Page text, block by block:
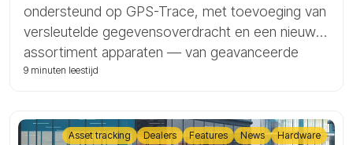
ondersteund op GPS-Trace, met toevoeging van
versleutelde gegevensoverdracht en een nieuw
assortiment apparaten — van geavanceerde
vloottrackers tot plug-and-play OBDII en op
256-versleuteling op ons platform werkt, en hoe
9 minuten leestijd
Asset tracking Dealers Features News Hardware